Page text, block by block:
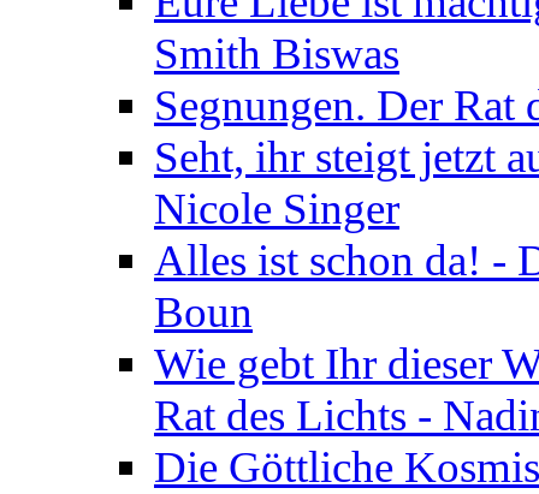
Smith Biswas
Segnungen. Der
Seht, ihr steigt jetzt
Nicole Singer
Alles ist schon da! -
Boun
Wie gebt Ihr dieser
Rat des Lichts -
Die Göttliche